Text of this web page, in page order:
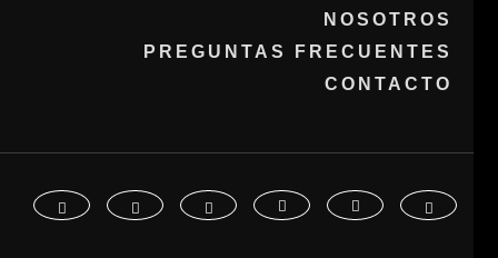
NOSOTROS
PREGUNTAS FRECUENTES
CONTACTO